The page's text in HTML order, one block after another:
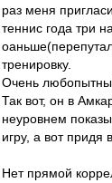
раз меня
теннис года три
тренировку.
Очень
Так вот, он в
неуровнем
игру, а вот придя
Нет прямой